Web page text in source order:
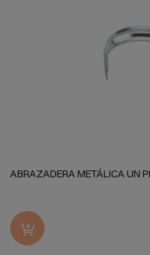
ABRAZADERA METÁLICA UN